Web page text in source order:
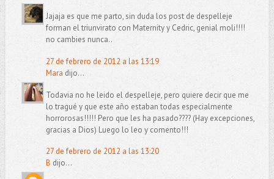
Jajaja es que me parto, sin duda los post de despelleje
forman el triunvirato con Maternity y Cedric, genial moli!!!!
no cambies nunca..
27 de febrero de 2012 a las 13:19
Mara dijo...
Todavia no he leido el despelleje, pero quiere decir que me
lo tragué y que este año estaban todas especialmente
horrorosas!!!!! Pero que les ha pasado???? (Hay excepciones,
gracias a Dios) Luego lo leo y comento!!!
27 de febrero de 2012 a las 13:20
B dijo...